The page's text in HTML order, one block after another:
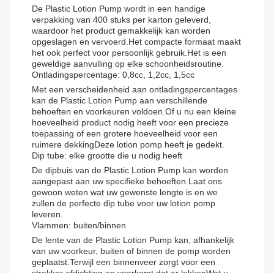
De Plastic Lotion Pump wordt in een handige
verpakking van 400 stuks per karton geleverd,
waardoor het product gemakkelijk kan worden
opgeslagen en vervoerd.Het compacte formaat maakt
het ook perfect voor persoonlijk gebruik.Het is een
geweldige aanvulling op elke schoonheidsroutine.
Ontladingspercentage: 0,8cc, 1,2cc, 1,5cc
Met een verscheidenheid aan ontladingspercentages
kan de Plastic Lotion Pump aan verschillende
behoeften en voorkeuren voldoen.Of u nu een kleine
hoeveelheid product nodig heeft voor een precieze
toepassing of een grotere hoeveelheid voor een
ruimere dekkingDeze lotion pomp heeft je gedekt.
Dip tube: elke grootte die u nodig heeft
De dipbuis van de Plastic Lotion Pump kan worden
aangepast aan uw specifieke behoeften.Laat ons
gewoon weten wat uw gewenste lengte is en we
zullen de perfecte dip tube voor uw lotion pomp
leveren.
Vlammen: buiten/binnen
De lente van de Plastic Lotion Pump kan, afhankelijk
van uw voorkeur, buiten of binnen de pomp worden
geplaatst.Terwijl een binnenveer zorgt voor een